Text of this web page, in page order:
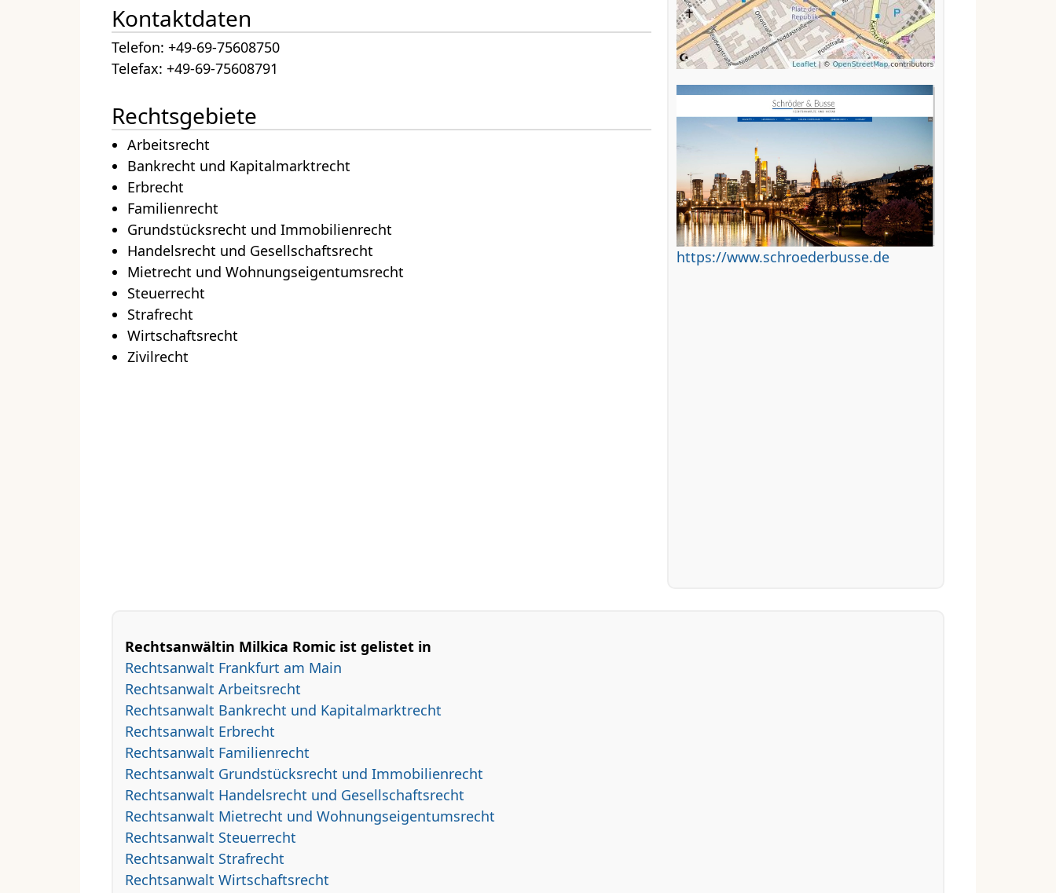
Kontaktdaten
Telefon: +49-69-75608750
Telefax: +49-69-75608791
Rechtsgebiete
Arbeitsrecht
Bankrecht und Kapitalmarktrecht
Erbrecht
Familienrecht
Grundstücksrecht und Immobilienrecht
Handelsrecht und Gesellschaftsrecht
Mietrecht und Wohnungseigentumsrecht
Steuerrecht
Strafrecht
Wirtschaftsrecht
Zivilrecht
https://www.schroederbusse.de
Rechtsanwältin Milkica Romic ist gelistet in
Rechtsanwalt Frankfurt am Main
Rechtsanwalt Arbeitsrecht
Rechtsanwalt Bankrecht und Kapitalmarktrecht
Rechtsanwalt Erbrecht
Rechtsanwalt Familienrecht
Rechtsanwalt Grundstücksrecht und Immobilienrecht
Rechtsanwalt Handelsrecht und Gesellschaftsrecht
Rechtsanwalt Mietrecht und Wohnungseigentumsrecht
Rechtsanwalt Steuerrecht
Rechtsanwalt Strafrecht
Rechtsanwalt Wirtschaftsrecht